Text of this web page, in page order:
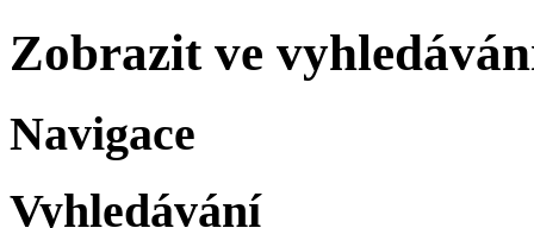
Zobrazit ve
Navigace
Vyhledávání